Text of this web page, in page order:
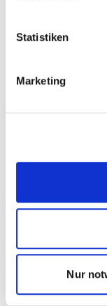
Statistiken
Marketing
Nur